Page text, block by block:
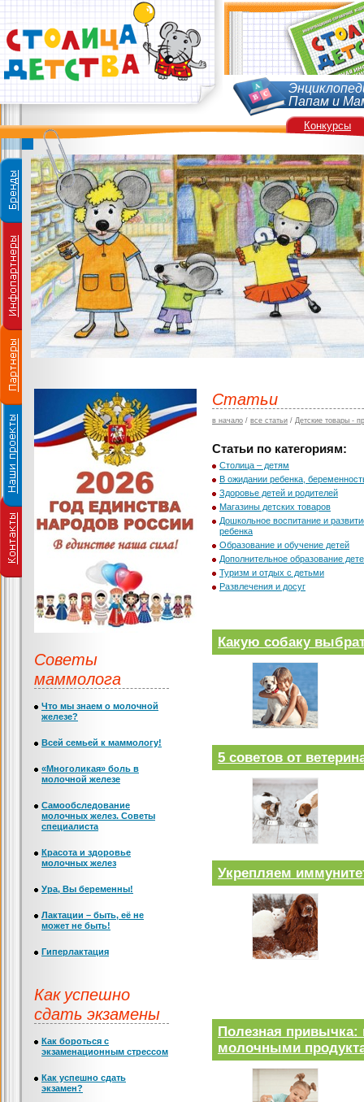
Папам и
Статьи
в начало / все статьи / Детские товары -
Статьи по категориям:
Столица – детям
В ожидании ребенка,
Здоровье детей и родителей
Магазины детских товаров
Дошкольное воспитание и
ребенка
Образование и обучение детей
Дополнительное образование
Туризм и отдых с детьми
Развлечения и досуг
Какую собаку
5 советов от
Укрепляем
Полезная привычка:
молочными
Советы
маммолога
Что мы знаем о молочной
железе?
Всей семьей к маммологу!
«Многоликая» боль в
молочной железе
Самообследование
молочных желез. Советы
специалиста
Красота и здоровье
молочных желез
Ура, Вы беременны!
Лактации – быть, её не
может не быть!
Гиперлактация
Как успешно
сдать экзамены
Как бороться с
экзаменационным стрессом
Как успешно сдать
экзамен?
Конкурсы